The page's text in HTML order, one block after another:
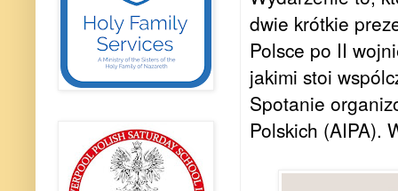
dwie krótkie
Polsce po II
jakimi stoi
Spotanie
Polskich (AIPA).